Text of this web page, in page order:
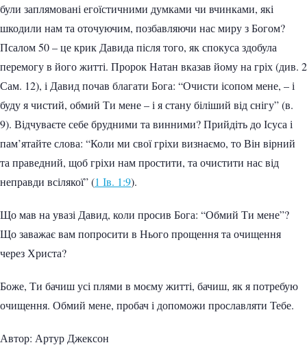
були заплямовані егоїстичними думками чи вчинками, які
шкодили нам та оточуючим, позбавляючи нас миру з Богом?
Псалом 50 – це крик Давида після того, як спокуса здобула
перемогу в його житті. Пророк Натан вказав йому на гріх (див. 2
Сам. 12), і Давид почав благати Бога: “Очисти ісопом мене, – і
буду я чистий, обмий Ти мене – і я стану біліший від снігу” (в.
9). Відчуваєте себе брудними та винними? Прийдіть до Ісуса і
пам’ятайте слова: “Коли ми свої гріхи визнаємо, то Він вірний
та праведний, щоб гріхи нам простити, та очистити нас від
неправди всілякої” (1 Ів. 1:9).
Що мав на увазі Давид, коли просив Бога: “Обмий Ти мене”?
Що заважає вам попросити в Нього прощення та очищення
через Христа?
Боже, Ти бачиш усі плями в моєму житті, бачиш, як я потребую
очищення. Обмий мене, пробач і допоможи прославляти Тебе.
Автор: Артур Джексон